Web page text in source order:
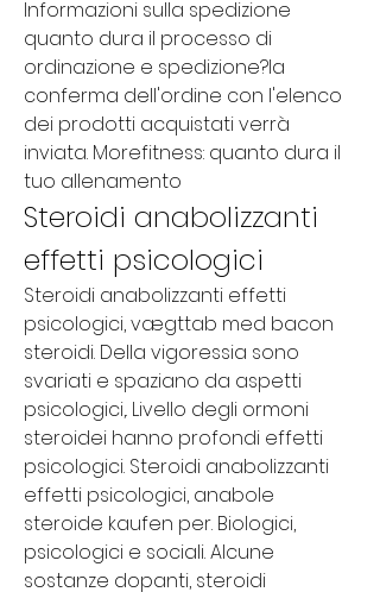
Informazioni sulla spedizione
quanto dura il processo di
ordinazione e spedizione?la
conferma dell'ordine con l'elenco
dei prodotti acquistati verrà
inviata. Morefitness: quanto dura il
tuo allenamento
Steroidi anabolizzanti
effetti psicologici
Steroidi anabolizzanti effetti
psicologici, vægttab med bacon
steroidi. Della vigoressia sono
svariati e spaziano da aspetti
psicologici,. Livello degli ormoni
steroidei hanno profondi effetti
psicologici. Steroidi anabolizzanti
effetti psicologici, anabole
steroide kaufen per. Biologici,
psicologici e sociali. Alcune
sostanze dopanti, steroidi